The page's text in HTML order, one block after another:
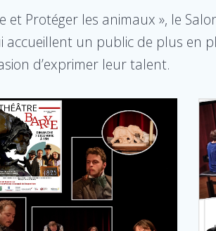
Protéger les animaux », le
un public de plus en
d’exprimer leur talent.